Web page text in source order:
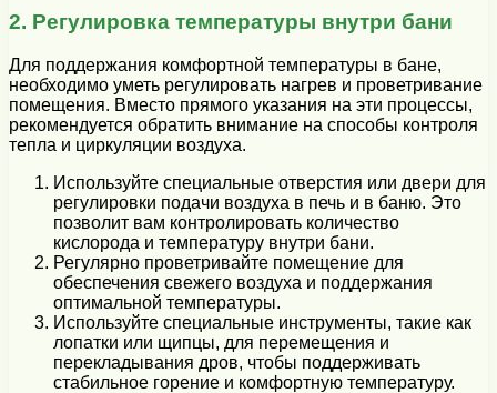
2. Регулировка температуры внутри бани
Для поддержания комфортной температуры в бане,
необходимо уметь регулировать нагрев и проветривание
помещения. Вместо прямого указания на эти процессы,
рекомендуется обратить внимание на способы контроля
тепла и циркуляции воздуха.
Используйте специальные отверстия или двери для
регулировки подачи воздуха в печь и в баню. Это
позволит вам контролировать количество
кислорода и температуру внутри бани.
Регулярно проветривайте помещение для
обеспечения свежего воздуха и поддержания
оптимальной температуры.
Используйте специальные инструменты, такие как
лопатки или щипцы, для перемещения и
перекладывания дров, чтобы поддерживать
стабильное горение и комфортную температуру.